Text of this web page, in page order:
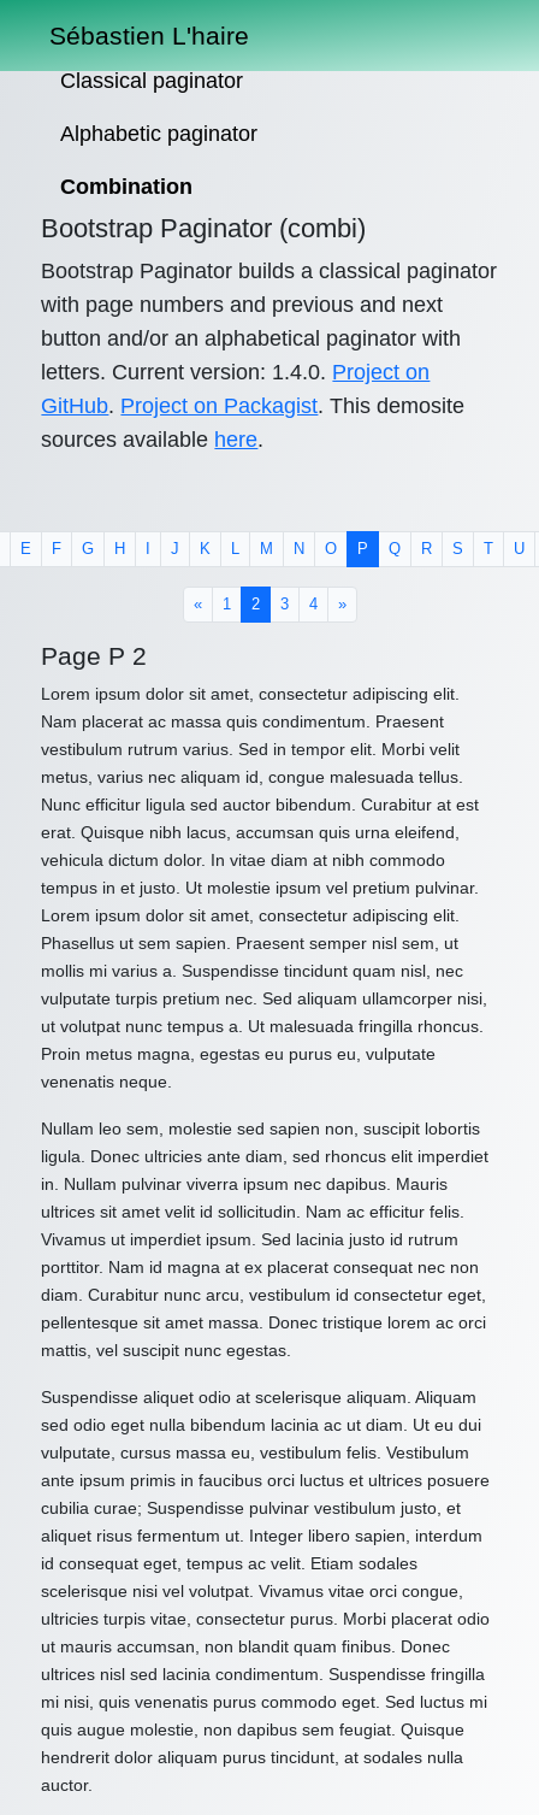
Sébastien L'haire
Classical paginator
Alphabetic paginator
Combination
Bootstrap Paginator (combi)
Bootstrap Paginator builds a classical paginator
with page numbers and previous and next
button and/or an alphabetical paginator with
letters. Current version: 1.4.0. Project on
GitHub. Project on Packagist. This demosite
sources available here.
E F G H J K L M N O P Q R S U
« 1 2(current)
3 4 »
Page P 2
Lorem ipsum dolor sit amet, consectetur adipiscing elit.
Nam placerat ac massa quis condimentum. Praesent
vestibulum rutrum varius. Sed in tempor elit. Morbi velit
metus, varius nec aliquam id, congue malesuada tellus.
Nunc efficitur ligula sed auctor bibendum. Curabitur at est
erat. Quisque nibh lacus, accumsan quis urna eleifend,
vehicula dictum dolor. In vitae diam at nibh commodo
tempus in et justo. Ut molestie ipsum vel pretium pulvinar.
Lorem ipsum dolor sit amet, consectetur adipiscing elit.
Phasellus ut sem sapien. Praesent semper nisl sem, ut
mollis mi varius a. Suspendisse tincidunt quam nisl, nec
vulputate turpis pretium nec. Sed aliquam ullamcorper nisi,
ut volutpat nunc tempus a. Ut malesuada fringilla rhoncus.
Proin metus magna, egestas eu purus eu, vulputate
venenatis neque.
Nullam leo sem, molestie sed sapien non, suscipit lobortis
ligula. Donec ultricies ante diam, sed rhoncus elit imperdiet
in. Nullam pulvinar viverra ipsum nec dapibus. Mauris
ultrices sit amet velit id sollicitudin. Nam ac efficitur felis.
Vivamus ut imperdiet ipsum. Sed lacinia justo id rutrum
porttitor. Nam id magna at ex placerat consequat nec non
diam. Curabitur nunc arcu, vestibulum id consectetur eget,
pellentesque sit amet massa. Donec tristique lorem ac orci
mattis, vel suscipit nunc egestas.
Suspendisse aliquet odio at scelerisque aliquam. Aliquam
sed odio eget nulla bibendum lacinia ac ut diam. Ut eu dui
vulputate, cursus massa eu, vestibulum felis. Vestibulum
ante ipsum primis in faucibus orci luctus et ultrices posuere
cubilia curae; Suspendisse pulvinar vestibulum justo, et
aliquet risus fermentum ut. Integer libero sapien, interdum
id consequat eget, tempus ac velit. Etiam sodales
scelerisque nisi vel volutpat. Vivamus vitae orci congue,
ultricies turpis vitae, consectetur purus. Morbi placerat odio
ut mauris accumsan, non blandit quam finibus. Donec
ultrices nisl sed lacinia condimentum. Suspendisse fringilla
mi nisi, quis venenatis purus commodo eget. Sed luctus mi
quis augue molestie, non dapibus sem feugiat. Quisque
hendrerit dolor aliquam purus tincidunt, at sodales nulla
auctor.